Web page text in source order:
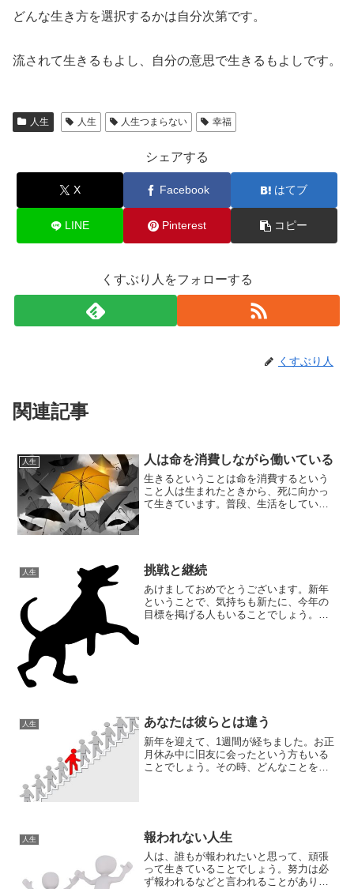
どんな生き方を選択するかは自分次第です。
流されて生きるもよし、自分の意思で生きるもよしです。
人生 人生 人生つまらない 幸福
シェアする
X Facebook はてブ
LINE Pinterest コピー
くすぶり人をフォローする
くすぶり人
関連記事
人生 人は命を消費しながら働いている
生きるということは命を消費するという
こと人は生まれたときから、死に向かっ
て生きています。普段、生活をしている
人生 挑戦と継続
あけましておめでとうございます。新年
ということで、気持ちも新たに、今年の
目標を掲げる人もいることでしょう。目
人生 あなたは彼らとは違う
新年を迎えて、1週間が経ちました。お正
月休み中に旧友に会ったという方もいる
ことでしょう。その時、どんなことを感
人生 報われない人生
人は、誰もが報われたいと思って、頑張
って生きていることでしょう。努力は必
ず報われるなどと言われることがありま